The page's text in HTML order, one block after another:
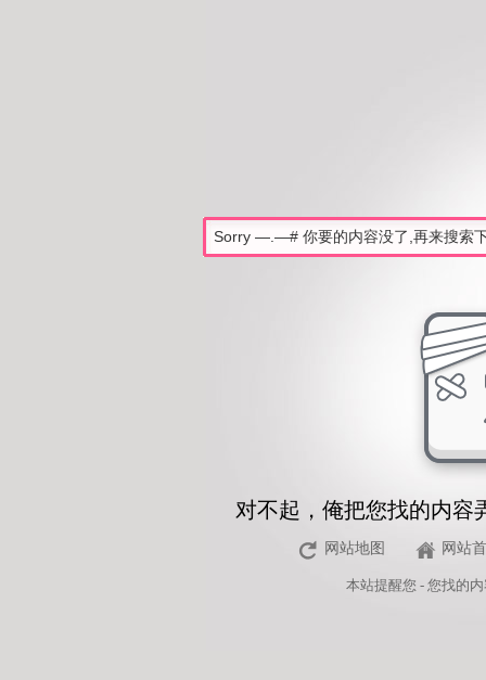
对不起，俺把您找的内容
网站地图 网站
本站提醒您 - 您找的